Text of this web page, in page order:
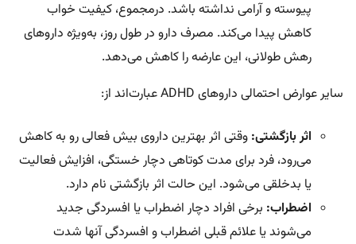
پیوسته و آرامی نداشته باشد. درمجموع، کیفیت خواب
کاهش پیدا می‌کند. مصرف دارو در طول روز، به‌ویژه داروهای
رهش طولانی، این عارضه را کاهش می‌دهد.
سایر عوارض احتمالی داروهای ADHD عبارت‌اند از:
اثر بازگشتی: وقتی اثر بهترین داروی بیش فعالی رو به کاهش
می‌رود، فرد برای مدت کوتاهی دچار خستگی، افزایش فعالیت
یا بدخلقی می‌شود. این حالت اثر بازگشتی نام دارد.
اضطراب: برخی افراد دچار اضطراب یا افسردگی جدید
می‌شوند یا علائم قبلی اضطراب و افسردگی آنها شدت